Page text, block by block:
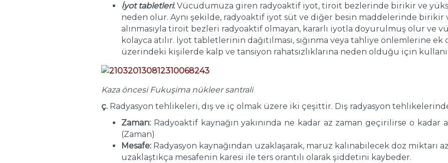
İyot tabletleri: Vücudumuza giren radyoaktif iyot, tiroit bezlerinde birikir ve
neden olur. Aynı şekilde, radyoaktif iyot süt ve diğer besin maddelerinde birikir
alınmasıyla tiroit bezleri radyoaktif olmayan, kararlı iyotla doyurulmuş olur ve
kolayca atılır. İyot tabletlerinin dağıtılması, sığınma veya tahliye önlemlerine ek
üzerindeki kişilerde kalp ve tansiyon rahatsızlıklarına neden olduğu için
Kaza öncesi Fukuşima nükleer santrali
ç. Radyasyon tehlikeleri, dış ve iç olmak üzere iki çeşittir. Dış radyasyon
Zaman: Radyoaktif kaynağın yakınında ne kadar az zaman geçirilirse o kadar
(Zaman)
Mesafe: Radyasyon kaynağından uzaklaşarak, maruz kalınabilecek doz miktarı
uzaklaştıkça mesafenin karesi ile ters orantılı olarak şiddetini kaybeder.